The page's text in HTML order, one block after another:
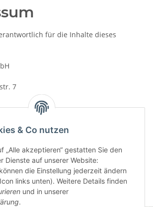
für die Inhalte dieses
7
21 - 200
14475
Josef Paulus
& Co nutzen
„Alle akzeptieren“ gestatten Sie den
Dienste auf unserer Website:
die Einstellung jederzeit ändern
links unten). Weitere Details finden
und in unserer
.